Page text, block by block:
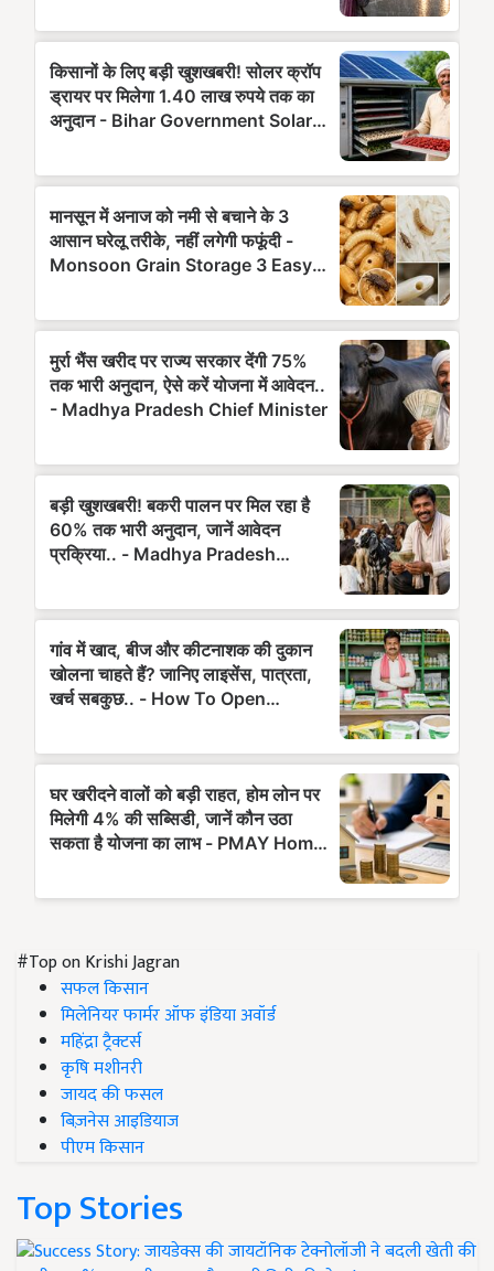
#Top on Krishi Jagran
सफल किसान
मिलेनियर फार्मर ऑफ इंडिया अवॉर्ड
महिंद्रा ट्रैक्टर्स
कृषि मशीनरी
जायद की फसल
बिज़नेस आइडियाज
पीएम किसान
Top Stories